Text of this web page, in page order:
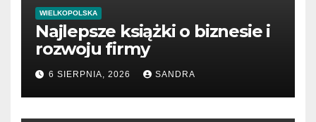
WIELKOPOLSKA
Najlepsze książki o biznesie i
rozwoju firmy
6 SIERPNIA, 2026 SANDRA